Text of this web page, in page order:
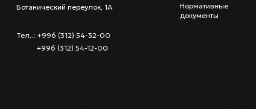
Ботанический переулок, 1А
Тел..: +996 (312) 54-32-00
+996 (312) 54-12-00
Нормативные
документы